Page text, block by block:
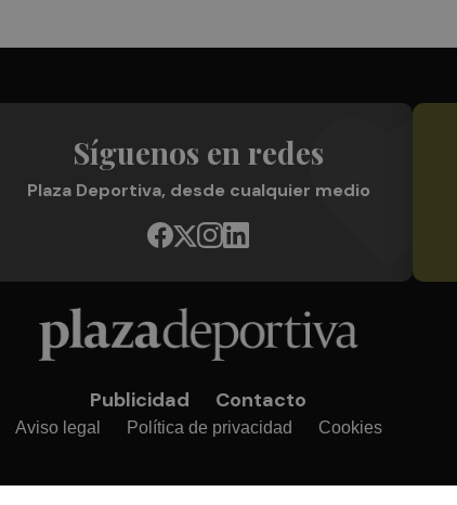
Síguenos en redes
Plaza Deportiva, desde cualquier medio
Publicidad Contacto
Aviso legal Política de privacidad Cookies